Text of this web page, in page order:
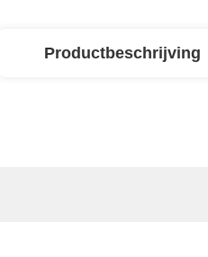
Productbeschrijving